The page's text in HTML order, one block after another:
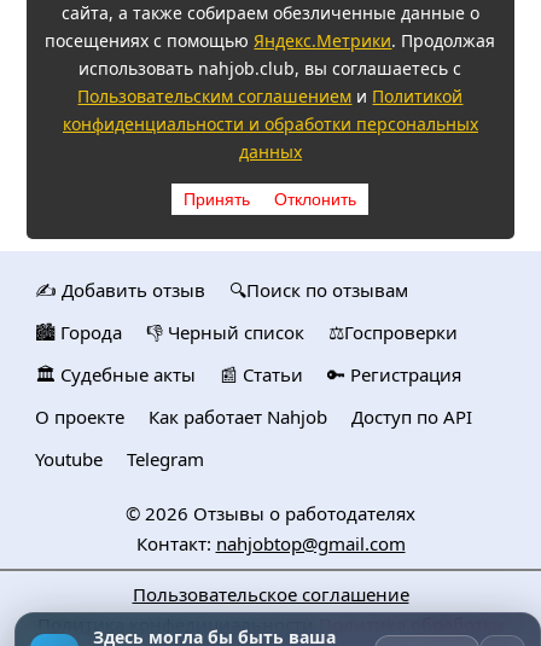
сайта, а также собираем обезличенные данные о
посещениях с помощьюЯндекс.Метрики. Продолжая
использовать nahjob.club, вы соглашаетесь с
Пользовательским соглашением и Политикой
конфиденциальности и обработки персональных
данных
Принять Отклонить
✍️ Добавить отзыв
🔍Поиск по отзывам
🏙️ Городa
👎 Черный список
⚖️Госпроверки
🏛️ Судебные акты
📰 Статьи
🔑 Регистрация
О проекте
Как работает Nahjob
Доступ по API
Youtube
Telegram
© 2026 Отзывы о работодателях
Контакт: nahjobtop@gmail.com
Пользовательское соглашение
Политика конфедициальности
Здесь могла бы быть ваша